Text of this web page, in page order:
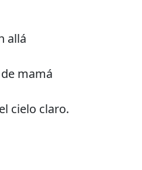
allá
mamá
cielo claro.